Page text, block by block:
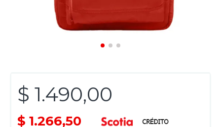
$ 1.490,00
$ 1.266,50